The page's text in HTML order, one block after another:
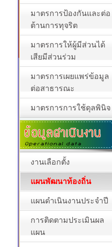
มาตรการป้องกันและต่อ
ต้านการทุจริต
มาตรการให้ผู้มีส่วนได้
เสียมีส่วนร่วม
มาตรการเผยแพร่ข้อมูล
ต่อสาธารณะ
มาตรการการใช้ดุลพินิจ
งานเลือกตั้ง
แผนพัฒนาท้องถิ่น
แผนดำเนินงานประจำปี
การติดตามประเมินผล
แผน